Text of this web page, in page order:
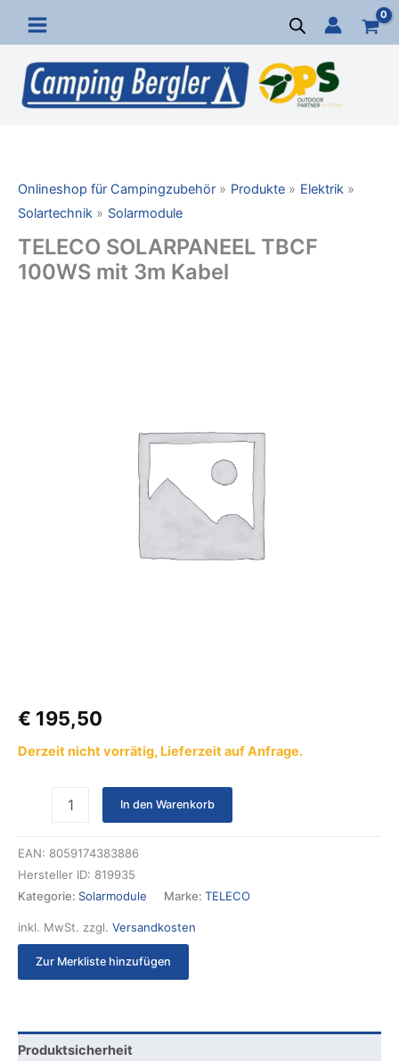
Inhalt
springen
Onlineshop für Campingzubehör Produkte
Elektrik
Solartechnik
Solarmodule
TELECO SOLARPANEEL TBCF
100WS mit 3m Kabel
€ 195,50
Derzeit nicht vorrätig, Lieferzeit auf Anfrage.
In den Warenkorb
EAN: 8059174383886
Hersteller ID: 819935
Kategorie: Solarmodule Marke: TELECO
inkl. MwSt. zzgl. Versandkosten
Zur Merkliste hinzufügen
Produktsicherheit